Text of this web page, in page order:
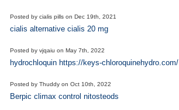
Posted bycialis pillsonDec 19th, 2021
cialis alternative cialis 20 mg
Posted byvjqaiuonMay 7th, 2022
hydrochloquin https://keys-chloroquinehydro.com/
Posted byThuddyonOct 10th, 2022
Berpic climax control nitosteods